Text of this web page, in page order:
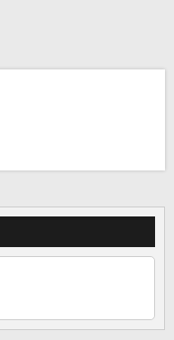
放題！
習にも！